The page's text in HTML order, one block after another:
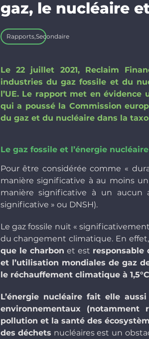
gaz, le nucléaire
Rapports, Secondaire
Le 22 juillet 2021, Reclaim
industries du gaz fossile et du
l’UE. Le rapport met en
qui a poussé la Commission
du gaz et du nucléaire dans la
Le gaz fossile et l’énergie
Pour être considérée comme «
manière significative à au moins
manière significative à un
significative » ou DNSH).
Le gaz fossile nuit «
du changement climatique. En effet,
que le charbon et est responsable
et l’utilisation mondiales de gaz
le réchauffement climatique à 1,5°C
L’énergie nucléaire fait elle
environnementaux
pollution et la santé des
des déchets nucléaires est un